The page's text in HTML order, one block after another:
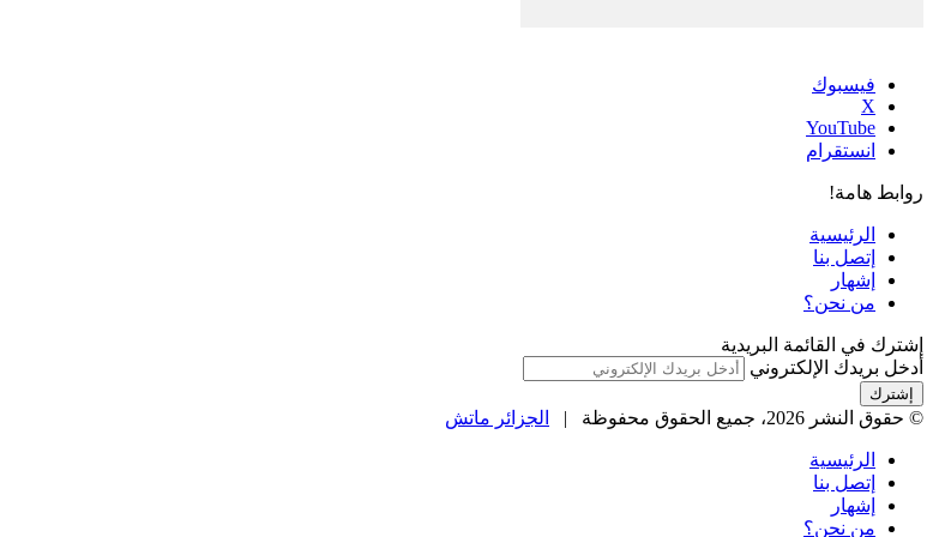
فيسبوك
‫X
‫YouTube
انستقرام
روابط هامة!
الرئيسية
إتصل بنا
إشهار
من نحن؟
إشترك في القائمة البريدية
أدخل بريدك الإلكتروني
© حقوق النشر 2026، جميع الحقوق محفوظة | الجزائر ماتش
الرئيسية
إتصل بنا
إشهار
من نحن؟